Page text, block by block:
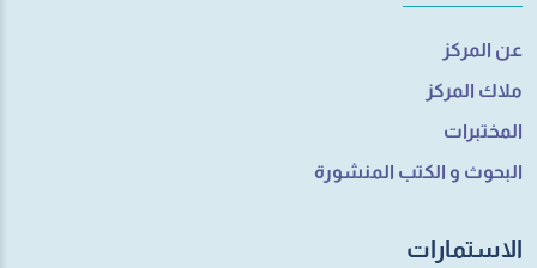
عن المركز
ملاك المركز
المختبرات
البحوث و الكتب المنشورة
الاستمارات